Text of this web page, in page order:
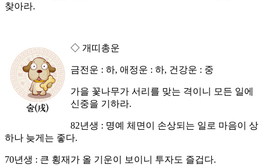
찾아라.
◇ 개띠총운
금전운 : 하, 애정운 : 하, 건강운 : 중
가을 꽃나무가 서리를 맞는 격이니 모든 일에
신중을 기하라.
82년생 : 명예 체면이 손상되는 일로 마음이 상
하나 늦게는 좋다.
70년생 : 큰 횡재가 올 기운이 보이니 투자도 즐겁다.